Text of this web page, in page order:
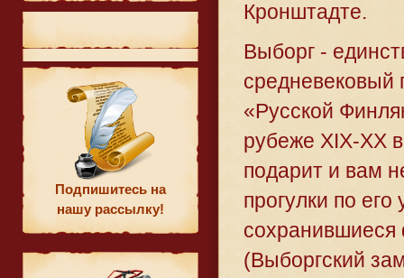
Подпишитесь на
нашу рассылку!
Кронштадте.
Выборг -
средневековый
«Русской
рубеже XIX-XX
подарит и вам
прогулки по
(Выборгский